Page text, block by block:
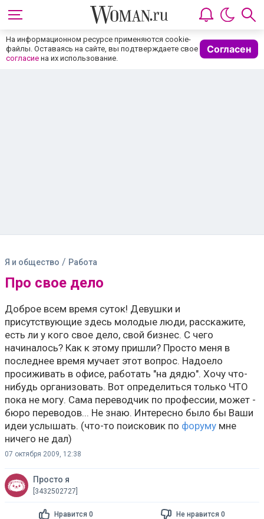
На информационном ресурсе применяются cookie-
файлы. Оставаясь на сайте, вы подтверждаете свое
согласие на их использование.
Согласен
Я и общество / Работа
Про свое дело
Доброе всем время суток! Девушки и
присутствующие здесь молодые люди, расскажите,
есть ли у кого свое дело, свой бизнес. С чего
начиналось? Как к этому пришли? Просто меня в
последнее время мучает этот вопрос. Надоело
просиживать в офисе, работать "на дядю". Хочу что-
нибудь организовать. Вот определиться только ЧТО
пока не могу. Сама переводчик по профессии, может -
бюро переводов... Не знаю. Интересно было бы Ваши
идеи услышать. (что-то поисковик по форуму мне
ничего не дал)
07 октября 2009, 12:38
Просто я
[3432502727]
Нравится 0 Не нравится 0